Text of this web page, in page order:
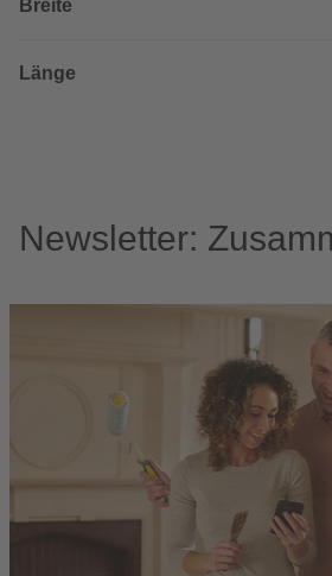
Breite
Länge
Newsletter: